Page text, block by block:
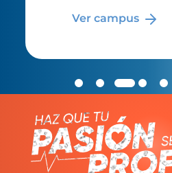
Ver campus